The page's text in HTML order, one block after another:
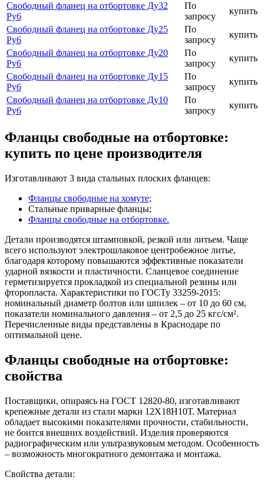
Свободный фланец на отбортовке Ду32
Ру6
По
запросу
купить
Свободный фланец на отбортовке Ду25
Ру6
По
запросу
купить
Свободный фланец на отбортовке Ду20
Ру6
По
запросу
купить
Свободный фланец на отбортовке Ду15
Ру6
По
запросу
купить
Свободный фланец на отбортовке Ду10
Ру6
По
запросу
купить
Фланцы свободные на отбортовке:
купить по цене производителя
Изготавливают 3 вида стальных плоских фланцев:
Фланцы свободные на хомуте;
Стальные приварные фланцы;
Фланцы свободные на отбортовке.
Детали производятся штамповкой, резкой или литьем. Чаще
всего используют электрошлаковое центробежное литье,
благодаря которому повышаются эффективные показатели
ударной вязкости и пластичности. Сланцевое соединение
герметизируется прокладкой из специальной резины или
фторопласта. Характеристики по ГОСТу 33259-2015:
номинальный диаметр болтов или шпилек – от 10 до 60 см,
показатели номинального давления – от 2,5 до 25 кгс/см².
Перечисленные виды представлены в Краснодаре по
оптимальной цене.
Фланцы свободные на отбортовке:
свойства
Поставщики, опираясь на ГОСТ 12820-80, изготавливают
крепежные детали из стали марки 12Х18Н10Т. Материал
обладает высокими показателями прочности, стабильности,
не боится внешних воздействий. Изделия проверяются
радиографическим или ультразвуковым методом. Особенность
– возможность многократного демонтажа и монтажа.
Свойства детали: